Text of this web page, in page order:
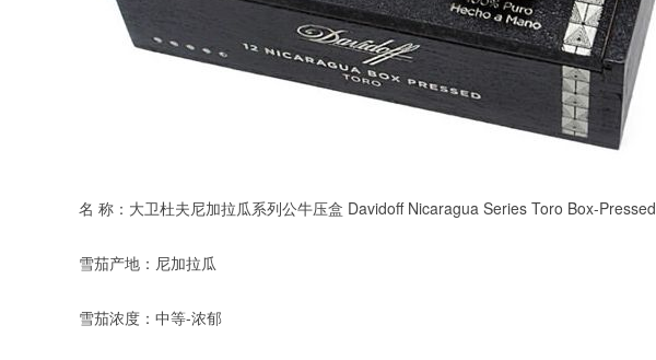
名 称：大卫杜夫尼加拉瓜系列公牛压盒 Davidoff Nicaragua Series Toro Box-Pressed
雪茄产地：尼加拉瓜
雪茄浓度：中等-浓郁